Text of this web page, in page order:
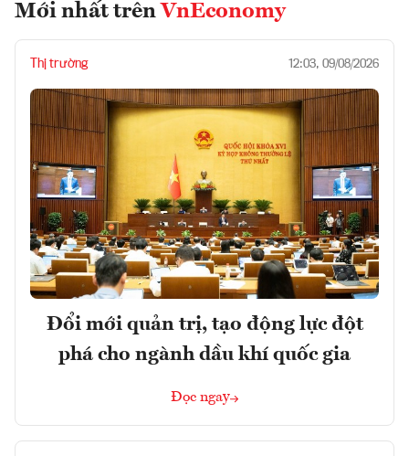
Mới nhất trên VnEconomy
Thị trường 12:03, 09/08/2026
Đổi mới quản trị, tạo động lực đột
phá cho ngành dầu khí quốc gia
Đọc ngay